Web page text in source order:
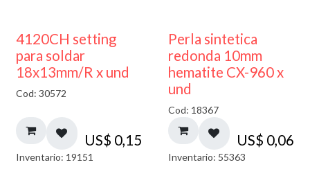
4120CH setting
para soldar
18x13mm/R x und
Cod: 30572
US$ 0,15
Inventario: 19151
Perla sintetica
redonda 10mm
hematite CX-960 x
und
Cod: 18367
US$ 0,06
Inventario: 55363